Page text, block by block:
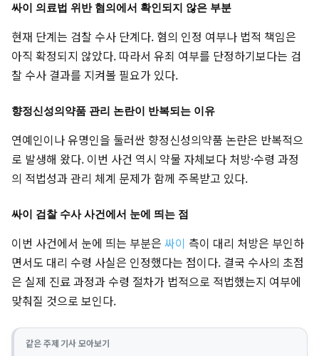
싸이 의료법 위반 혐의에서 확인되지 않은 부분
현재 단계는 검찰 수사 단계다. 혐의 인정 여부나 법적 책임은
아직 확정되지 않았다. 따라서 유죄 여부를 단정하기보다는 검
찰 수사 결과를 지켜볼 필요가 있다.
향정신성의약품 관리 논란이 반복되는 이유
연예인이나 유명인을 둘러싼 향정신성의약품 논란은 반복적으
로 발생해 왔다. 이번 사건 역시 약물 자체보다 처방·수령 과정
의 적법성과 관리 체계 문제가 함께 주목받고 있다.
싸이 검찰 수사 사건에서 눈에 띄는 점
이번 사건에서 눈에 띄는 부분은 싸이 측이 대리 처방은 부인하
면서도 대리 수령 사실은 인정했다는 점이다. 결국 수사의 초점
은 실제 진료 과정과 수령 절차가 법적으로 적법했는지 여부에
맞춰질 것으로 보인다.
같은 주제 기사 모아보기